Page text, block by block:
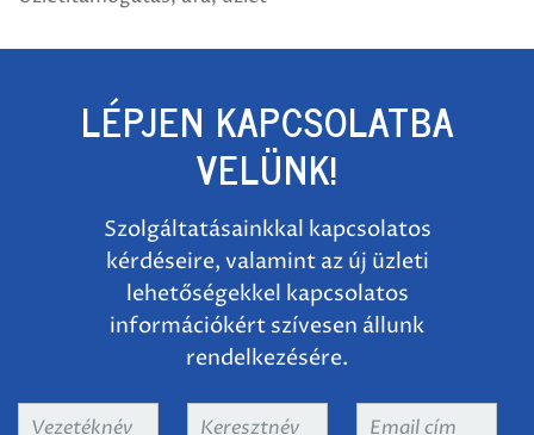
LÉPJEN KAPCSOLATBA
VELÜNK!
Szolgáltatásainkkal kapcsolatos
kérdéseire, valamint az új üzleti
lehetőségekkel kapcsolatos
információkért szívesen állunk
rendelkezésére.
Vezetéknév Keresztnév
Email